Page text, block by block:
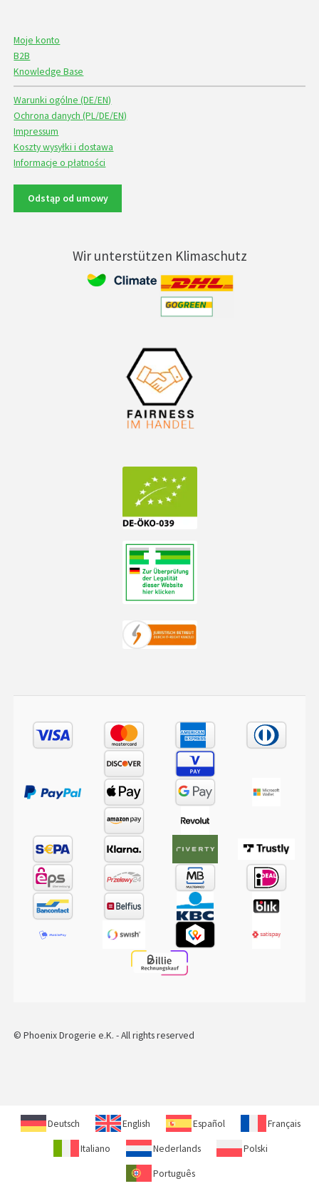
Moje konto
B2B
Knowledge Base
Warunki ogólne (DE/EN)
Ochrona danych (PL/DE/EN)
Impressum
Koszty wysyłki i dostawa
Informacje o płatności
Odstąp od umowy
Wir unterstützen Klimaschutz
© Phoenix Drogerie e.K. - All rights reserved
Deutsch English Español Français
Italiano Nederlands Polski
Português